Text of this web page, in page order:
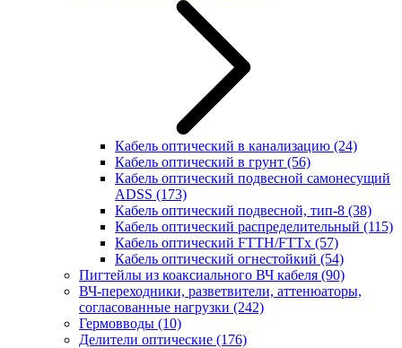
Кабель оптический в канализацию (24)
Кабель оптический в грунт (56)
Кабель оптический подвесной самонесущий
ADSS (173)
Кабель оптический подвесной, тип-8 (38)
Кабель оптический распределительный (115)
Кабель оптический FTTH/FTTx (57)
Кабель оптический огнестойкий (54)
Пигтейлы из коаксиального ВЧ кабеля (90)
ВЧ-переходники, разветвители, аттенюаторы,
согласованные нагрузки (242)
Гермовводы (10)
Делители оптические (176)